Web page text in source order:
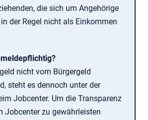
die sich um Angehörige
der Regel nicht als Einkommen
nicht vom Bürgergeld
steht es dennoch unter der
Jobcenter. Um die Transparenz
Jobcenter zu gewährleisten